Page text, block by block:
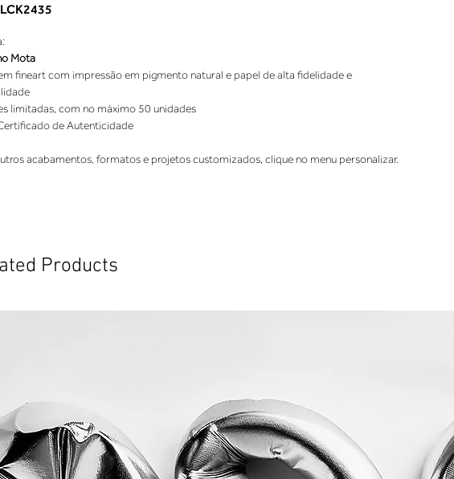
Mota
fineart com impressão em pigmento natural e papel de alta fidelidade e
limitadas, com no máximo 50 unidades
de Autenticidade
acabamentos, formatos e projetos customizados, clique no menu personalizar.
Products